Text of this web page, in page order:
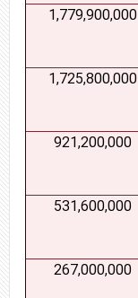
1,779,900,000
1,725,800,000
921,200,000
531,600,000
267,000,000